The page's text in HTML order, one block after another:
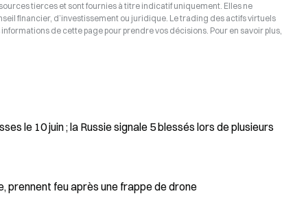
tierces et sont fournies à titre indicatif uniquement. Elles ne
financier, d’investissement ou juridique. Le trading des actifs virtuels
de cette page pour prendre vos décisions. Pour en savoir plus,
le 10 juin ; la Russie signale 5 blessés lors de plusieurs
prennent feu après une frappe de drone